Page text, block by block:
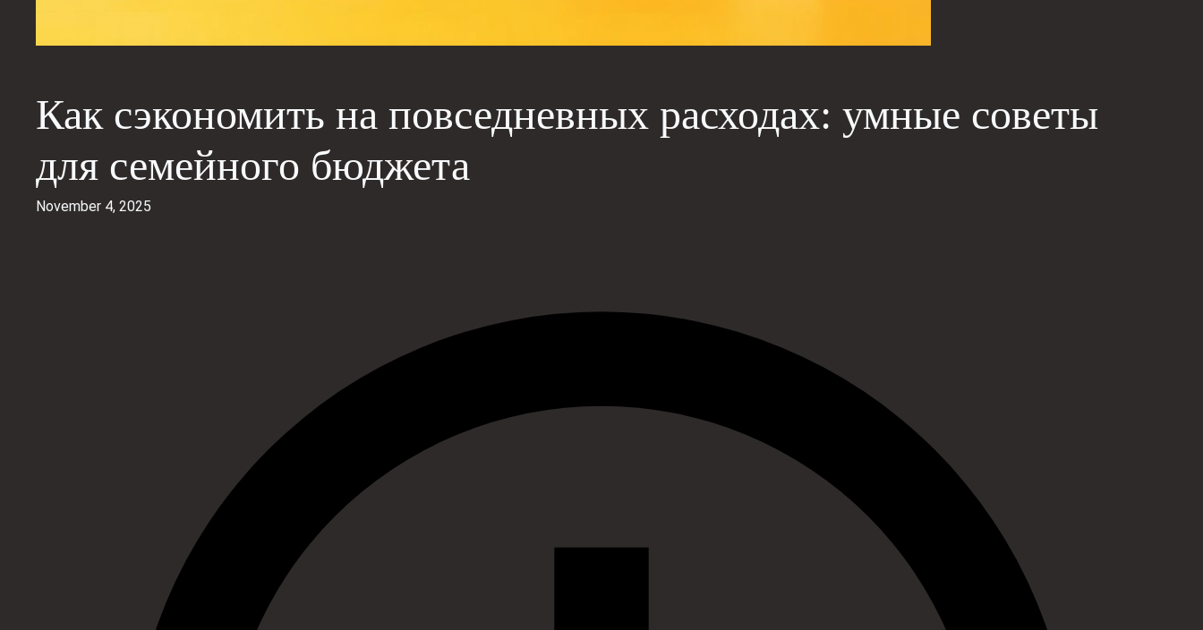
Как сэкономить на повседневных расходах: умные советы
для семейного бюджета
November 4, 2025